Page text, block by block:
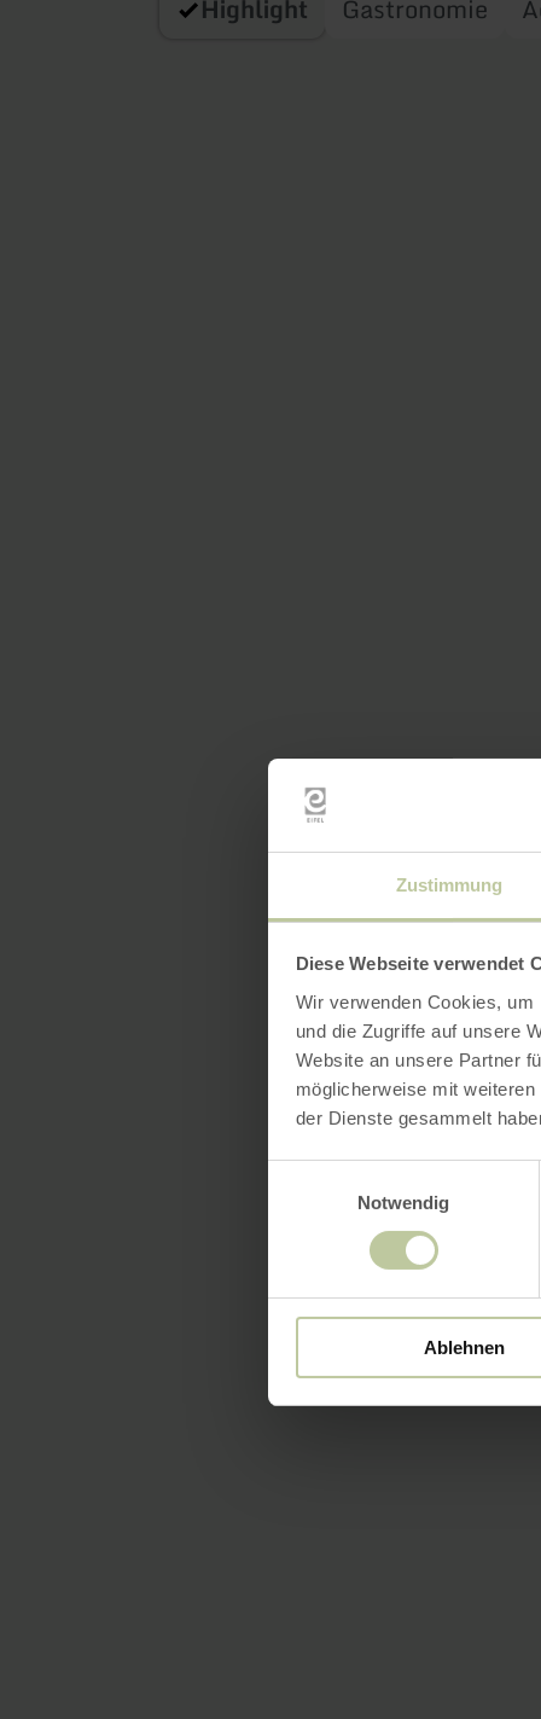
Zustimmung
Diese Webseite verwendet
Wir verwenden Cookies,
und die Zugriffe auf unsere
Website an unsere Partner
möglicherweise mit
der Dienste gesammelt
Notwendig
Ablehnen
Highlight Gastronomie